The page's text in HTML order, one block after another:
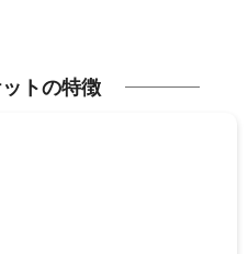
トの特徴